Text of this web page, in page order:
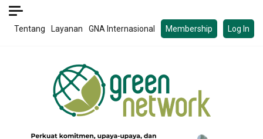
Skip
Tentang Layanan GNA Internasional Membership Log In